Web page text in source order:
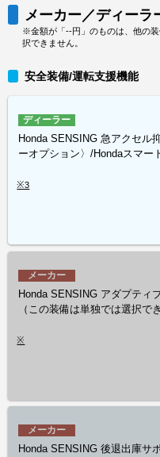
メーカー／ディーラ
※金額が「--円」のものは、他の
択できません。
安全装備/運転支援機能
ディーラー
Honda SENSING 急アクセル
ーオプション〉/Hondaスマー
※3
メーカー
Honda SENSING アダプティ
（この装備は単独では選択で
※
メーカー
Honda SENSING 後退出庫サ